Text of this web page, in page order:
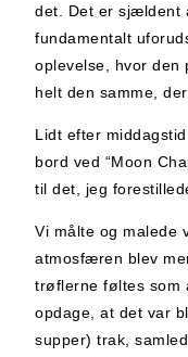
det. Det er sjældent
fundamentalt
oplevelse, hvor den
helt den samme,
Lidt efter
bord ved “Moon
til det, jeg
Vi målte og malede
atmosfæren blev
trøflerne føltes som
opdage, at det var
supper) trak,